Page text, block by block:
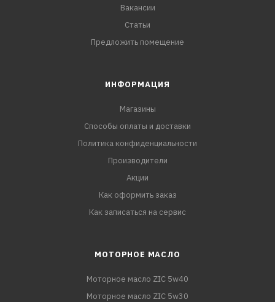
Вакансии
Статьи
Предложить помещение
ИНФОРМАЦИЯ
Магазины
Способы оплаты и доставки
Политика конфиденциальности
Производители
Акции
Как оформить заказ
Как записаться на сервис
МОТОРНОЕ МАСЛО
Моторное масло ZIC 5w40
Моторное масло ZIC 5w30